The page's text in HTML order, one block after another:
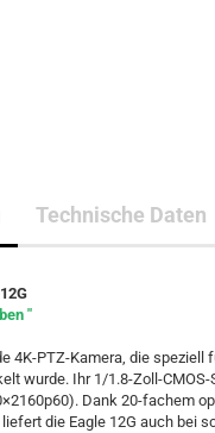
Technische Daten
"
4K-PTZ-Kamera, die
wurde. Ihr 1/1.8-Zoll-
Dank 20-fachem
die Eagle 12G auch bei